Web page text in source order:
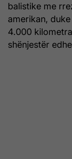
balistike me
amerikan,
4.000
shënjestër